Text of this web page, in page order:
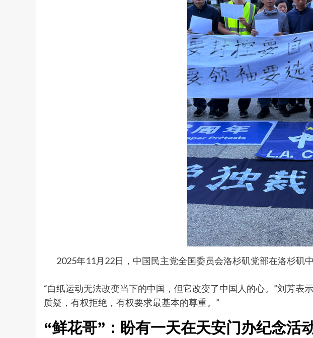
2025年11月22日，中国民主党全国委员会洛杉矶党部在洛杉矶
“白纸运动无法改变当下的中国，但它改变了中国人的心。”刘芳
质疑，有权拒绝，有权要求最基本的尊重。”
“鲜花哥”：盼有一天在天安门办纪念活